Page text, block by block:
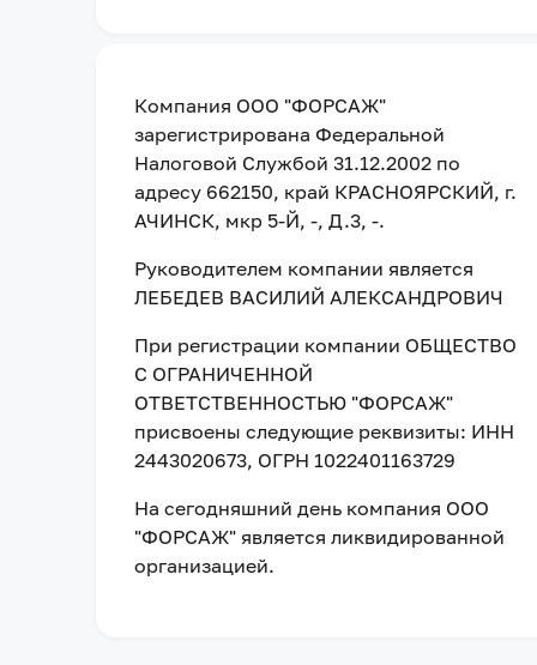
Компания ООО "ФОРСАЖ"
зарегистрирована Федеральной
Налоговой Службой 31.12.2002 по
адресу 662150, край КРАСНОЯРСКИЙ, г.
АЧИНСК, мкр 5-Й, -, Д.3, -.
Руководителем компании является
ЛЕБЕДЕВ ВАСИЛИЙ АЛЕКСАНДРОВИЧ
При регистрации компании ОБЩЕСТВО
С ОГРАНИЧЕННОЙ
ОТВЕТСТВЕННОСТЬЮ "ФОРСАЖ"
присвоены следующие реквизиты: ИНН
2443020673, ОГРН 1022401163729
На сегодняшний день компания ООО
"ФОРСАЖ" является ликвидированной
организацией.